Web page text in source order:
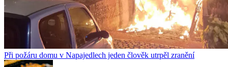
Při požáru domu v Napajedlech jeden člověk utrpěl zranění